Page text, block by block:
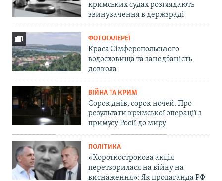
кримських судах розглядають
звинувачення в держзраді
ФОТОГАЛЕРЕЇ
Краса Сімферопольського
водосховища та занедбаність
довкола
ВІЙНА ТА КРИМ
Сорок днів, сорок ночей. Про
результати кримської операції з
примусу Росії до миру
ПОЛІТИКА
«Короткострокова акція
перетворилася на війну на
виснаження»: Як пропаганда РФ